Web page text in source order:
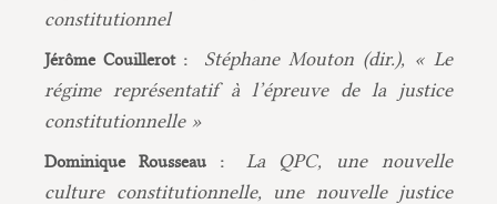
constitutionnel
Jérôme Couillerot :
Stéphane Mouton (dir.), « Le
régime représentatif à l’épreuve de la justice
constitutionnelle »
Dominique Rousseau :
La QPC, une nouvelle
culture constitutionnelle, une nouvelle justice